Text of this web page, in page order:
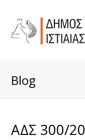
Blog
ΑΔΣ 300/